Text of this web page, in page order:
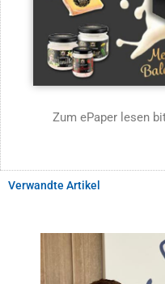
Zum ePaper lesen
Verwandte Artikel